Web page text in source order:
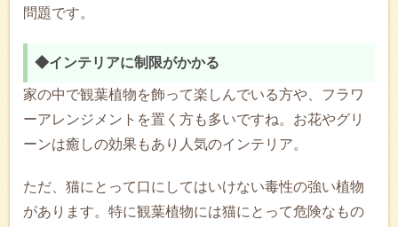
問題です。
◆インテリアに制限がかかる
家の中で観葉植物を飾って楽しんでいる方や、フラワ
ーアレンジメントを置く方も多いですね。お花やグリ
ーンは癒しの効果もあり人気のインテリア。
ただ、猫にとって口にしてはいけない毒性の強い植物
があります。特に観葉植物には猫にとって危険なもの